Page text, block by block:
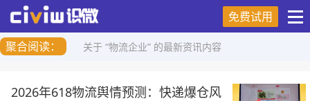
免费试用
聚合阅读：
关于 “物流企业” 的最新资讯内容
2026年618物流舆情预测：快递爆仓风